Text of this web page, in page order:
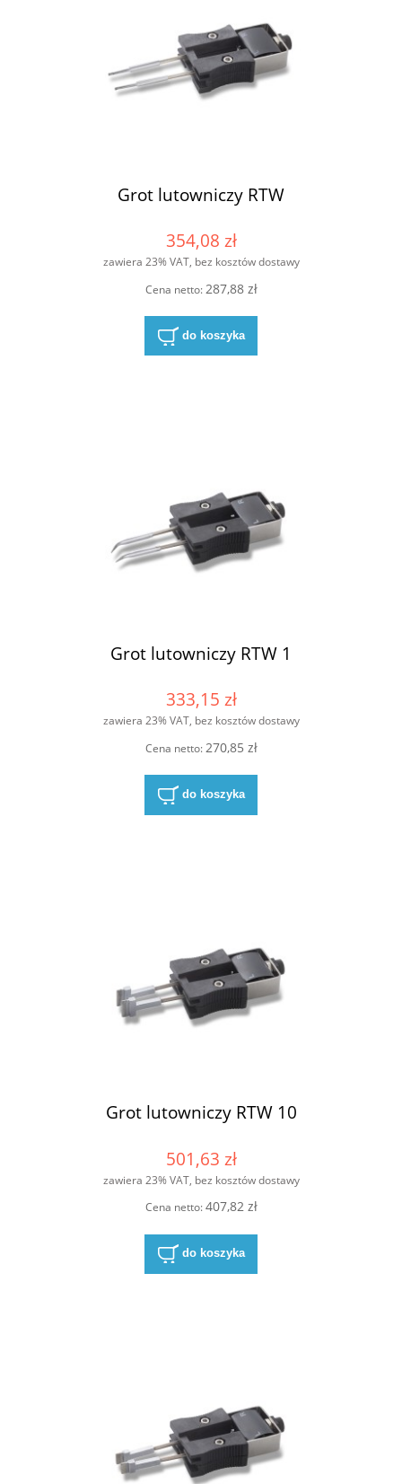
Grot lutowniczy RTW
354,08 zł
zawiera 23% VAT, bez kosztów dostawy
Cena netto: 287,88 zł
do koszyka
Grot lutowniczy RTW 1
333,15 zł
zawiera 23% VAT, bez kosztów dostawy
Cena netto:270,85 zł
do koszyka
Grot lutowniczy RTW 10
501,63 zł
zawiera 23% VAT, bez kosztów dostawy
Cena netto:407,82 zł
do koszyka